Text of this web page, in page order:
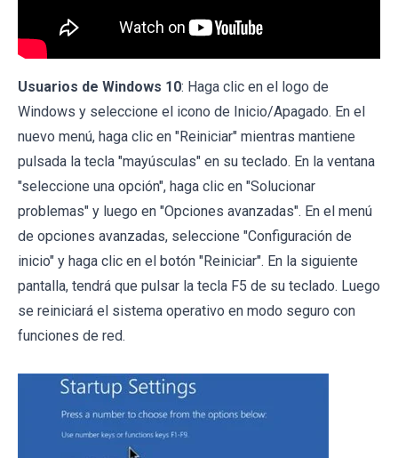
Usuarios de Windows 10: Haga clic en el logo de
Windows y seleccione el icono de Inicio/Apagado. En el
nuevo menú, haga clic en "Reiniciar" mientras mantiene
pulsada la tecla "mayúsculas" en su teclado. En la ventana
"seleccione una opción", haga clic en "Solucionar
problemas" y luego en "Opciones avanzadas". En el menú
de opciones avanzadas, seleccione "Configuración de
inicio" y haga clic en el botón "Reiniciar". En la siguiente
pantalla, tendrá que pulsar la tecla F5 de su teclado. Luego
se reiniciará el sistema operativo en modo seguro con
funciones de red.